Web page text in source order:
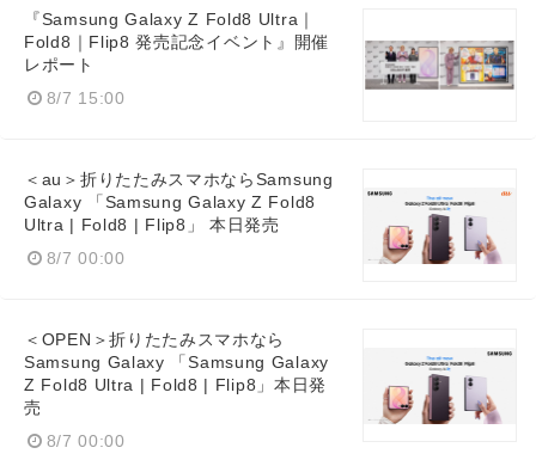
『Samsung Galaxy Z Fold8 Ultra｜
Fold8｜Flip8 発売記念イベント』開催
レポート
8/7 15:00
＜au＞折りたたみスマホならSamsung
Galaxy 「Samsung Galaxy Z Fold8
Ultra | Fold8 | Flip8」 本日発売
8/7 00:00
＜OPEN＞折りたたみスマホなら
Samsung Galaxy 「Samsung Galaxy
Z Fold8 Ultra | Fold8 | Flip8」本日発
売
8/7 00:00